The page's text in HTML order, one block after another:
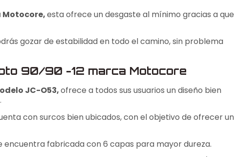
Motocore,esta ofrece un desgaste al mínimo gracias a que
gozar de estabilidad en todo el camino, sin problema
90/90 -12 marca Motocore
JC-O53,ofrece a todos sus usuarios un diseño bien
con surcos bien ubicados, con el objetivo de ofrecer un
encuentra fabricada con 6 capas para mayor dureza.